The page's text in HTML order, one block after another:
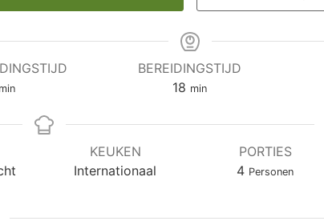
minuten
min
BEREIDINGSTIJD
18 minuten
min
KEUKEN
Internationaal
PORTIES
4 Personen